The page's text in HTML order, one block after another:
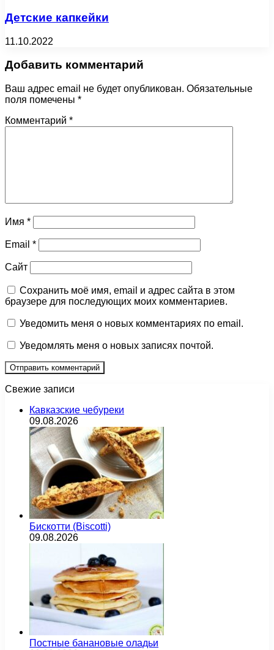
Детские капкейки
11.10.2022
Добавить комментарий
Ваш адрес email не будет опубликован. Обязательные
поля помечены *
Комментарий *
Имя *
Email *
Сайт
Сохранить моё имя, email и адрес сайта в этом
браузере для последующих моих комментариев.
Уведомить меня о новых комментариях по email.
Уведомлять меня о новых записях почтой.
Свежие записи
Кавказские чебуреки
09.08.2026
Бискотти (Biscotti)
09.08.2026
Постные банановые оладьи